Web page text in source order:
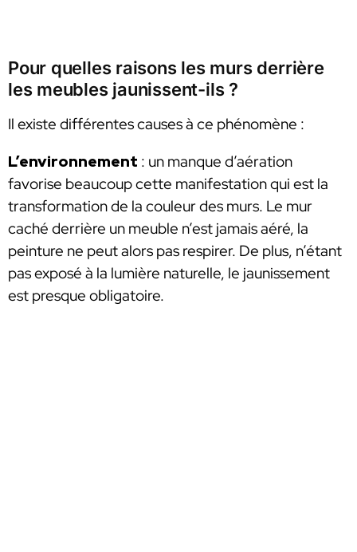
Pour quelles raisons les murs derrière
les meubles jaunissent-ils ?
Il existe différentes causes à ce phénomène :
L’environnement : un manque d’aération
favorise beaucoup cette manifestation qui est la
transformation de la couleur des murs. Le mur
caché derrière un meuble n’est jamais aéré, la
peinture ne peut alors pas respirer. De plus, n’étant
pas exposé à la lumière naturelle, le jaunissement
est presque obligatoire.